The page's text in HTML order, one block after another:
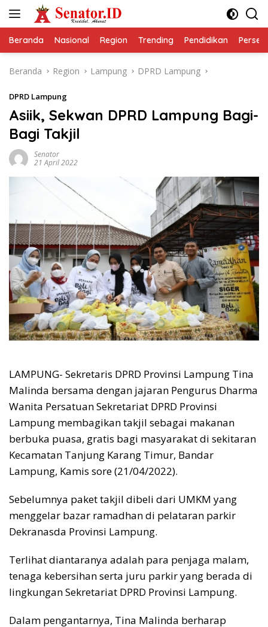
Beranda Nasional Region Trending Pendidikan
Beranda Region Lampung DPRD Lampung
DPRD Lampung
Asiik, Sekwan DPRD Lampung Bagi-
Bagi Takjil
Senator
21 April 2022
LAMPUNG- Sekretaris DPRD Provinsi Lampung Tina
Malinda bersama dengan jajaran Pengurus Dharma
Wanita Persatuan Sekretariat DPRD Provinsi
Lampung membagikan takjil sebagai makanan
berbuka puasa, gratis bagi masyarakat di sekitaran
Kecamatan Tanjung Karang Timur, Bandar
Lampung, Kamis sore (21/04/2022).
Sebelumnya paket takjil dibeli dari UMKM yang
menggelar bazar ramadhan di pelataran parkir
Dekranasda Provinsi Lampung.
Terlihat diantaranya adalah para penjaga malam,
tenaga kebersihan serta juru parkir yang berada di
lingkungan Sekretariat DPRD Provinsi Lampung.
Dalam pengantarnya, Tina Malinda berharap